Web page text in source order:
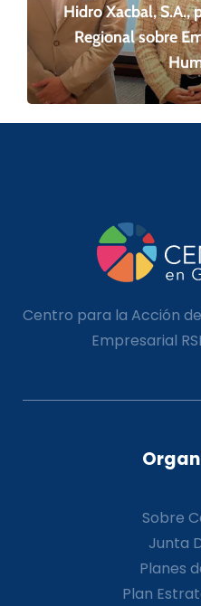
Hidro Xacbal, S.A.,
Regional sobre
Centro para la Acción
Empresarial
Sobre
Junta
Planes
Plan